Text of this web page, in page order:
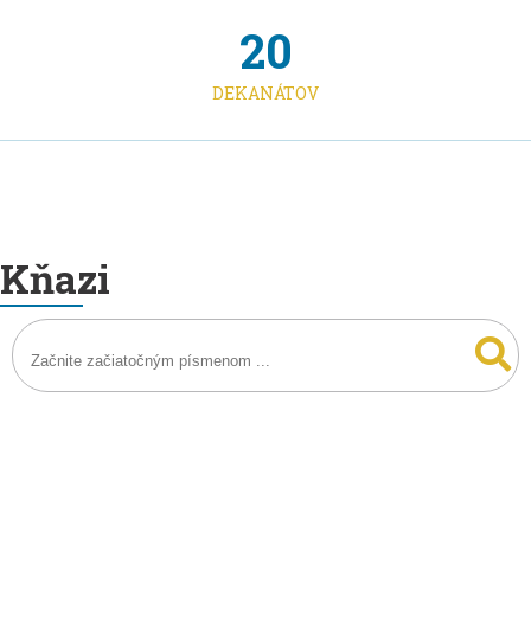
20
DEKANÁTOV
Kňazi